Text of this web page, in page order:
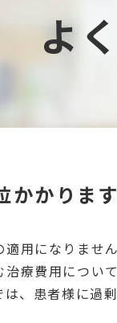
よ
かかりま
用になりません
療費用につい
は、患者様に過